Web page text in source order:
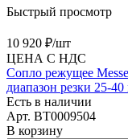
Быстрый просмотр
10 920 ₽/шт
ЦЕНА С НДС
Сопло режущее
диапазон резки 25-
Есть в наличии
Арт. BT0009504
В корзину